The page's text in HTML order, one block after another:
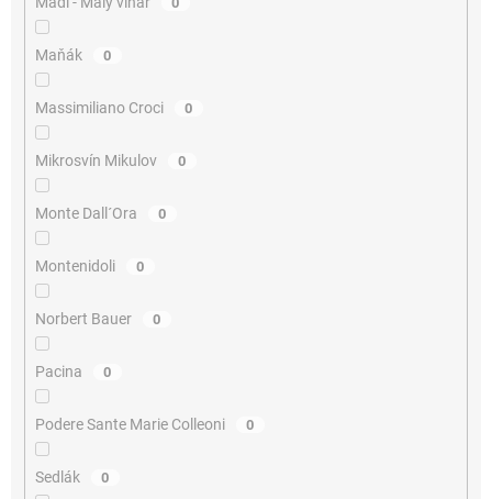
Maňák 0
Massimiliano Croci 0
Mikrosvín Mikulov 0
Monte Dall´Ora 0
Montenidoli 0
Norbert Bauer 0
Pacina 0
Podere Sante Marie Colleoni 0
Sedlák 0